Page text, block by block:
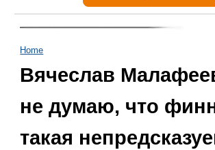
Home
Вячеслав
не думаю, что
такая